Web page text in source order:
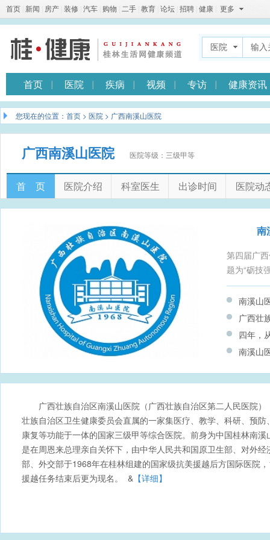
首页 新闻 房产 装修 汽车 购物 二手 教育 论坛 招聘 健康 更多
医院
首页 医院 疾病 视频 专访 健康资讯
您现在的位置： 首页 > 医院 > 广西南溪山医院
广西南溪山医院 医院等级：三级甲等
首 页 医院介绍 科室医生 出诊时间 医院动
南
第四届广
题为“砺技
南溪山
主题宣
广西壮
住培学
四年，
西壮族
南溪山
广西壮族自治区南溪山医院（广西壮族自治区第二人民医院）
壮族自治区卫生健康委员会直属的一家集医疗、教学、科研、预防
康复等功能于一体的国家三级甲等综合医院。前身为中国桂林南溪
是在周恩来总理亲自关怀下，由中华人民共和国原卫生部、对外经
部、外交部于1968年在桂林组建的国家级抗美援越后方国际医院
援越任务结束后更为现名。 & 【详细】